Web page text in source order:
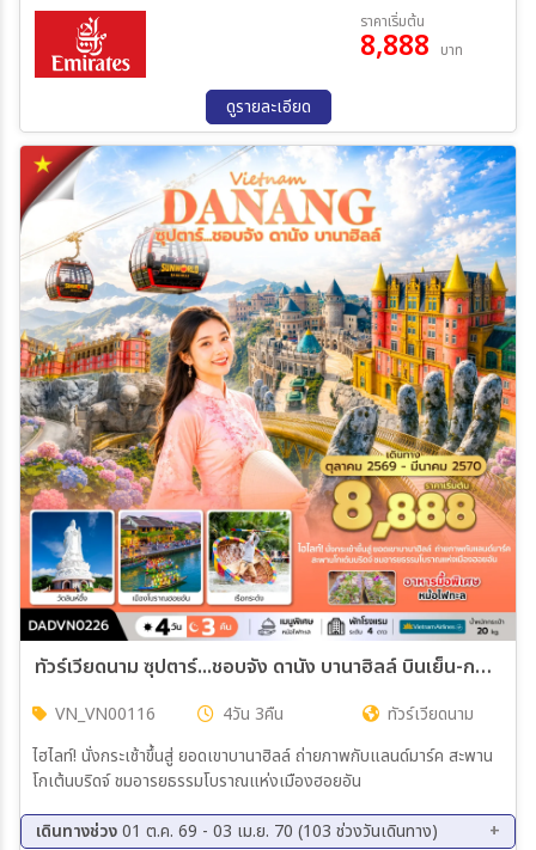
02 ต.ค. 69 - 05 ต.ค. 69
09 ต.ค. 69 - 12 ต.ค. 69
11 ต.ค. 69 - 14 ต.ค. 69
16 ต.ค. 69 - 19 ต.ค. 69
23 ต.ค. 69 - 26 ต.ค. 69
30 ต.ค. 69 - 02 พ.ย. 69
13 พ.ย. 69 - 16 พ.ย. 69
27 พ.ย. 69 - 30 พ.ย. 69
04 ธ.ค. 69 - 07 ธ.ค. 69
06 ธ.ค. 69 - 09 ธ.ค. 69
11 ธ.ค. 69 - 14 ธ.ค. 69
ราคาเริ่มต้น
8,888 บาท
ดูรายละเอียด
ทัวร์เวียดนาม ซุปตาร์...ชอบจัง ดานัง บานาฮิลล์ บินเย็น-กลับเย็น 4วัน 3คืน (VN)
VN_VN00116 4วัน 3คืน
ทัวร์เวียดนาม
ไฮไลท์! นั่งกระเช้าขึ้นสู่ ยอดเขาบานาฮิลล์ ถ่ายภาพกับแลนด์มาร์ค สะพาน
โกเต้นบริดจ์ ชมอารยธรรมโบราณแห่งเมืองฮอยอัน
เดินทางช่วง01 ต.ค. 69 - 03 เม.ย. 70 (103 ช่วงวันเดินทาง)